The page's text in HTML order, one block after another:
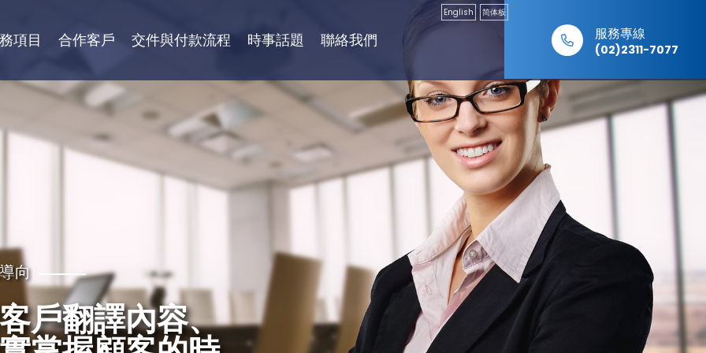
項目 合作客戶 交件與付款流程 時事話題 聯絡我們
English 简体板
服務專線
(02)2311-7077
向
戶翻譯內容、
求，秉持更好
保證，獲得各